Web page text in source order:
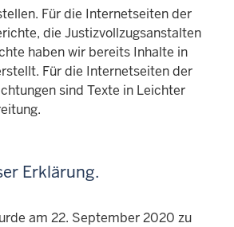
Für die Internetseiten der
die Justizvollzugsanstalten
haben wir bereits Inhalte in
Für die Internetseiten der
sind Texte in Leichter
Erklärung.
am 22. September 2020 zu